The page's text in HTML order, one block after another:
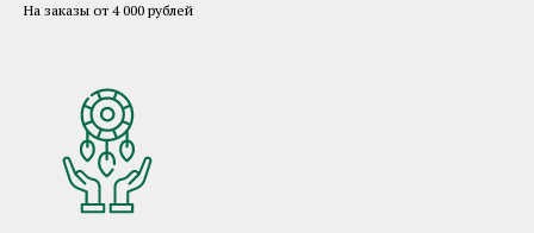
На заказы от 4 000 рублей